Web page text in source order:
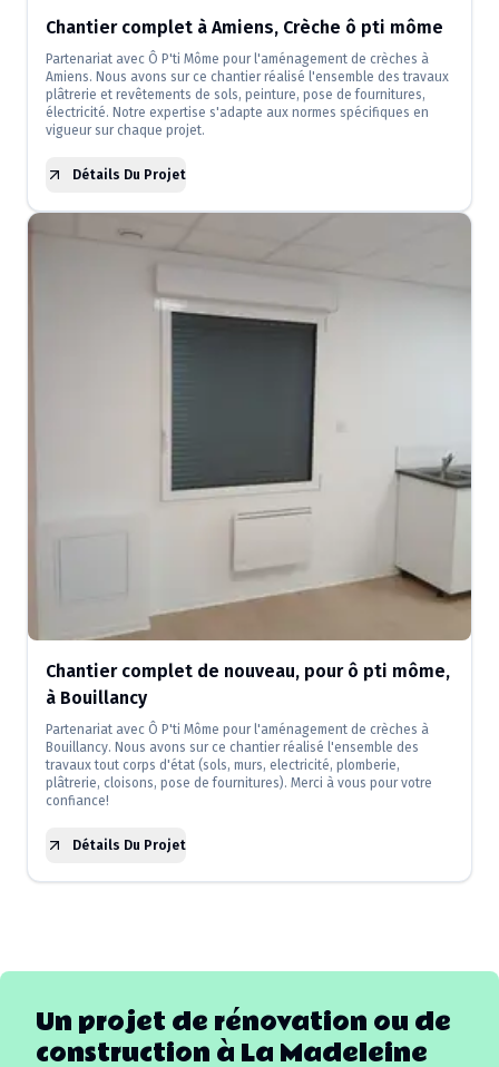
Chantier complet à Amiens, Crèche ô pti môme
Partenariat avec Ô P'ti Môme pour l'aménagement de crèches à
Amiens. Nous avons sur ce chantier réalisé l'ensemble des travaux
plâtrerie et revêtements de sols, peinture, pose de fournitures,
électricité. Notre expertise s'adapte aux normes spécifiques en
vigueur sur chaque projet.
Détails Du Projet
Chantier complet de nouveau, pour ô pti môme,
à Bouillancy
Partenariat avec Ô P'ti Môme pour l'aménagement de crèches à
Bouillancy. Nous avons sur ce chantier réalisé l'ensemble des
travaux tout corps d'état (sols, murs, electricité, plomberie,
plâtrerie, cloisons, pose de fournitures). Merci à vous pour votre
confiance!
Détails Du Projet
Un projet de rénovation ou de
construction à La Madeleine